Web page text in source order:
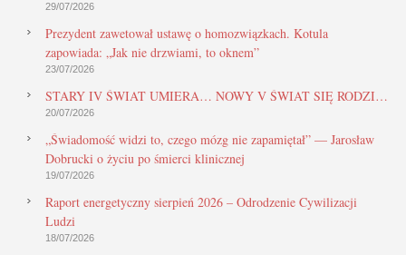
29/07/2026
Prezydent zawetował ustawę o homozwiązkach. Kotula
zapowiada: „Jak nie drzwiami, to oknem”
23/07/2026
STARY IV ŚWIAT UMIERA… NOWY V ŚWIAT SIĘ RODZI…
20/07/2026
„Świadomość widzi to, czego mózg nie zapamiętał” — Jarosław
Dobrucki o życiu po śmierci klinicznej
19/07/2026
Raport energetyczny sierpień 2026 – Odrodzenie Cywilizacji
Ludzi
18/07/2026